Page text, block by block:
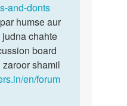
and-donts
humse aur
chahte
board
zaroor shamil
en/forum